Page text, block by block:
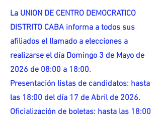
La UNION DE CENTRO DEMOCRATICO
DISTRITO CABA informa a todos sus
afiliados el llamado a elecciones a
realizarse el día Domingo 3 de Mayo de
2026 de 08:00 a 18:00.
Presentación listas de candidatos: hasta
las 18:00 del día 17 de Abril de 2026.
Oficialización de boletas: hasta las 18:00